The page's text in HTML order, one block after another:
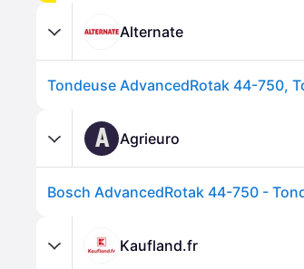
Alternate
Tondeuse AdvancedRotak 44-750,
A Agrieuro
Kaufland.fr